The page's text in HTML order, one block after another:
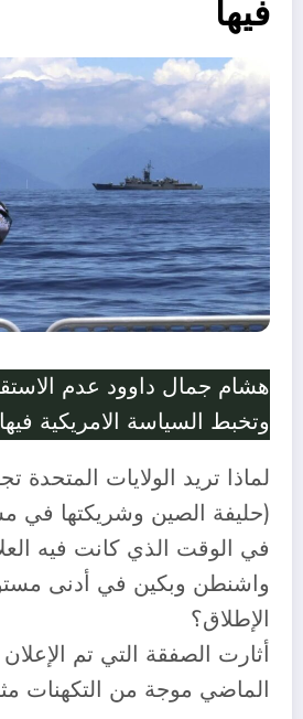
فيها
هشام جمال داوود عدم
وتخبط السياسة الامريكية فيها
لماذا تريد الولايات المتحدة
(حليفة الصين وشريكتها في
في الوقت الذي كانت فيه
واشنطن وبكين في أدنى
الإطلاق؟
الماضي موجة من التكهنات